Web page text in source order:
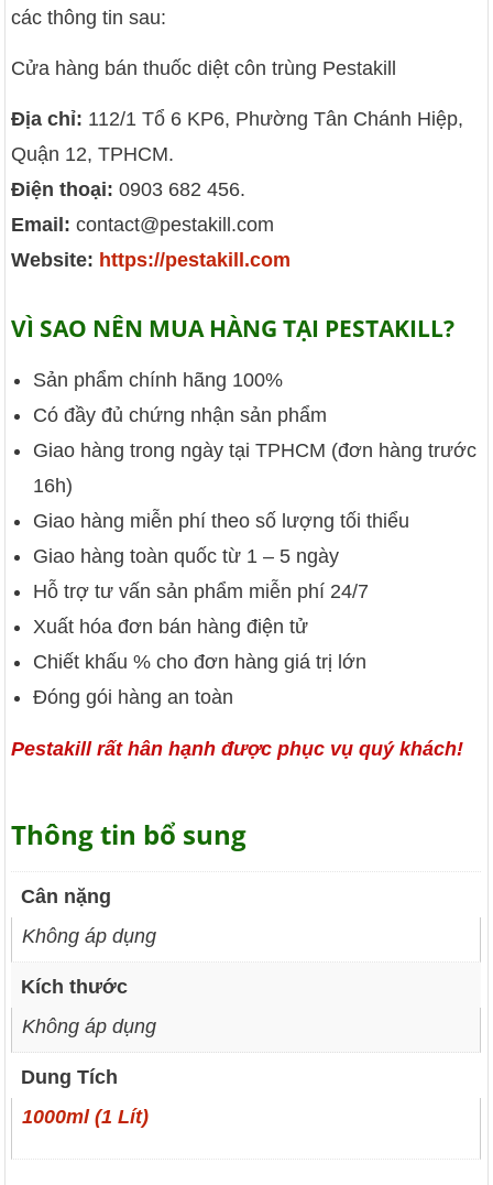
các thông tin sau:
Cửa hàng bán thuốc diệt côn trùng Pestakill
Địa chỉ: 112/1 Tổ 6 KP6, Phường Tân Chánh Hiệp,
Quận 12, TPHCM.
Điện thoại: 0903 682 456.
Email: contact@pestakill.com
Website: https://pestakill.com
VÌ SAO NÊN MUA HÀNG TẠI PESTAKILL?
Sản phẩm chính hãng 100%
Có đầy đủ chứng nhận sản phẩm
Giao hàng trong ngày tại TPHCM (đơn hàng trước
16h)
Giao hàng miễn phí theo số lượng tối thiểu
Giao hàng toàn quốc từ 1 – 5 ngày
Hỗ trợ tư vấn sản phẩm miễn phí 24/7
Xuất hóa đơn bán hàng điện tử
Chiết khấu % cho đơn hàng giá trị lớn
Đóng gói hàng an toàn
Pestakill rất hân hạnh được phục vụ quý khách!
Thông tin bổ sung
Cân nặng
Không áp dụng
Kích thước
Không áp dụng
Dung Tích
1000ml (1 Lít)